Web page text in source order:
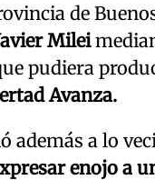
de
Milei
pudiera
Avanza.
a lo
enojo a